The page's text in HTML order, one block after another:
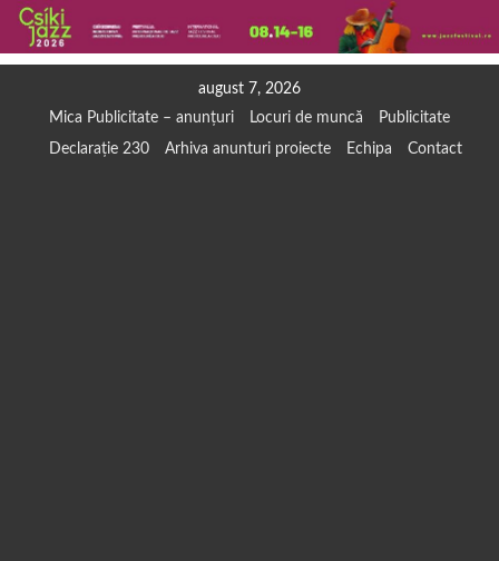
august 7, 2026
Mica Publicitate – anunțuri
Locuri de muncă
Publicitate
Declarație 230
Arhiva anunturi proiecte Echipa Contact